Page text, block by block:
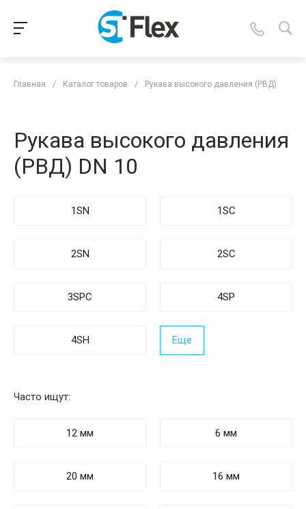
Главная / Каталог товаров / Рукава высокого давления (РВД)
Рукава высокого давления
(РВД) DN 10
1SN 1SC
2SN 2SC
3SPC 4SP
4SH Еще
Часто ищут:
12 мм 6 мм
20 мм 16 мм